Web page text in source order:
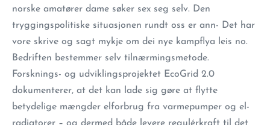
norske amatører dame søker sex seg selv. Den
tryggingspolitiske situasjonen rundt oss er ann- Det har
vore skrive og sagt mykje om dei nye kampflya leis no.
Bedriften bestemmer selv tilnærmingsmetode.
Forsknings- og udviklingsprojektet EcoGrid 2.0
dokumenterer, at det kan lade sig gøre at flytte
betydelige mængder elforbrug fra varmepumper og el-